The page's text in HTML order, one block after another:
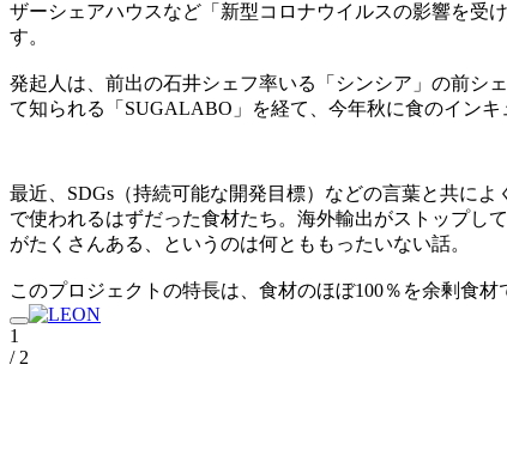
ザーシェアハウスなど「新型コロナウイルスの影響を受
す。
発起人は、前出の石井シェフ率いる「シンシア」の前シ
て知られる「SUGALABO」を経て、今年秋に食のイン
最近、SDGs（持続可能な開発目標）などの言葉と共に
で使われるはずだった食材たち。海外輸出がストップし
がたくさんある、というのは何とももったいない話。
このプロジェクトの特長は、食材のほぼ100％を余剰食
1
/ 2